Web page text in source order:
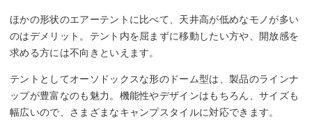
ほかの形状のエアーテントに比べて、天井高が低めなモノが多い
のはデメリット。テント内を屈まずに移動したい方や、開放感を
求める方には不向きといえます。
テントとしてオーソドックスな形のドーム型は、製品のラインナ
ップが豊富なのも魅力。機能性やデザインはもちろん、サイズも
幅広いので、さまざまなキャンプスタイルに対応できます。